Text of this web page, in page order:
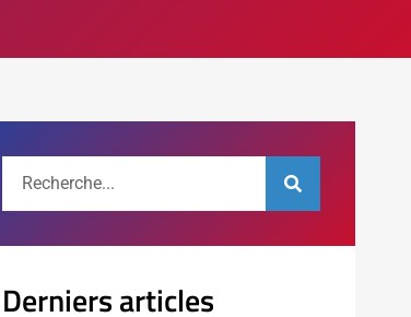
Derniers articles